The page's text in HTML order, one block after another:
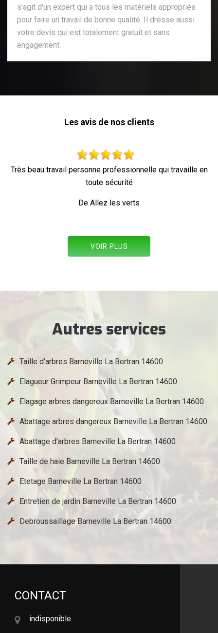
s'agit d'un expert qui a tous les matériels appropriés
pour faire un travail de bonne qualité. Il dresse aussi
votre devis qui est totalement gratuit et sans
engagement.
Les avis de nos clients
en Parfait !
VOIR PLUS
Autres services
Taille d'arbres Barneville La Bertran 14600
Elagueur Grimpeur Barneville La Bertran 14600
Elagage arbres dangereux Barneville La Bertran 14600
Abattage arbres dangereux Barneville La Bertran 14600
Abattage d'arbres Barneville La Bertran 14600
Taille de haie Barneville La Bertran 14600
Etetage Barneville La Bertran 14600
Entretien de jardin Barneville La Bertran 14600
Debroussaillage Barneville La Bertran 14600
CONTACT
indisponible